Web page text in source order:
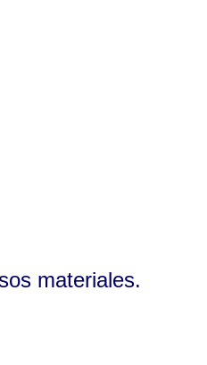
materiales.